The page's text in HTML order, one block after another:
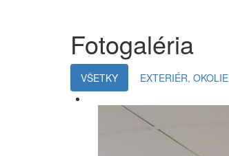
Fotogaléria
VŠETKY EXTERIÉR, OKOLIE